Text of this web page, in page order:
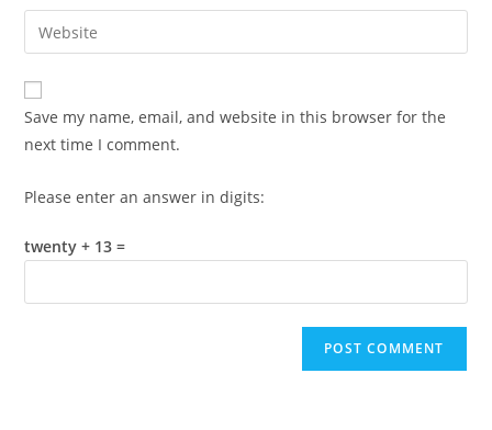
comment
email
address
comment
Enter
your
website
URL
(optional)
Save my name, email, and website in this browser for the
next time I comment.
Please enter an answer in digits:
twenty + 13 =